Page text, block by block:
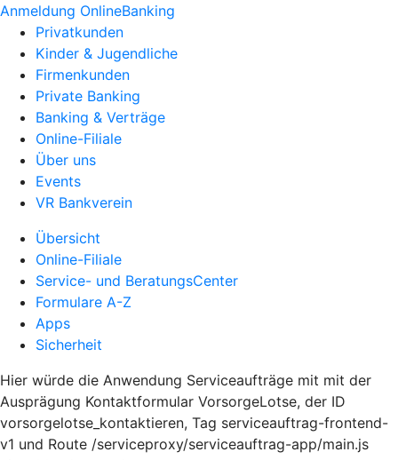
Anmeldung OnlineBanking
Privatkunden
Kinder & Jugendliche
Firmenkunden
Private Banking
Banking & Verträge
Online-Filiale
Über uns
Events
VR Bankverein
Übersicht
Online-Filiale
Service- und BeratungsCenter
Formulare A-Z
Apps
Sicherheit
Hier würde die Anwendung Serviceaufträge mit mit der
Ausprägung Kontaktformular VorsorgeLotse, der ID
vorsorgelotse_kontaktieren, Tag serviceauftrag-frontend-
v1 und Route /serviceproxy/serviceauftrag-app/main.js